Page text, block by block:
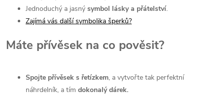
⁠Jednoduchý a jasný symbol lásky a přátelství.
Zajímá vás další symbolika šperků?
Máte přívěsek na co pověsit?
Spojte přívěsek s řetízkem, a vytvořte tak perfektní
náhrdelník, a tím dokonalý dárek.